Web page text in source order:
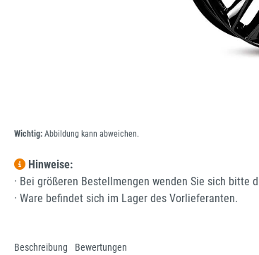
Wichtig: Abbildung kann abweichen.
Hinweise:
· Bei größeren Bestellmengen wenden Sie sich bitte
· Ware befindet sich im Lager des Vorlieferanten.
Beschreibung Bewertungen